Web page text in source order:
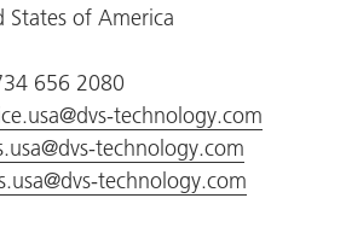
States of America
656 2080
technology.com
technology.com
technology.com